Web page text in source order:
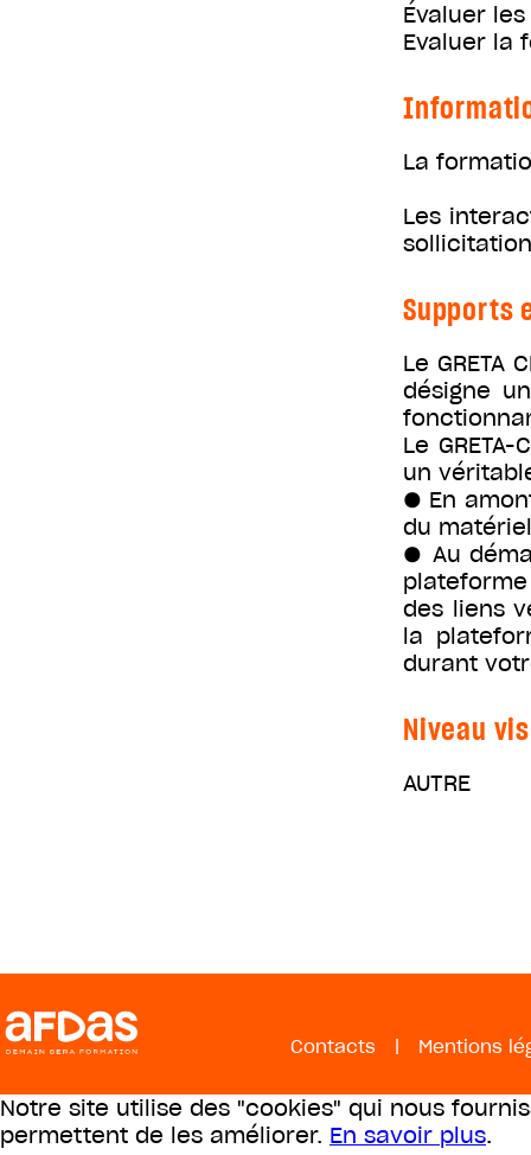
Évaluer
Evaluer la
La
Les
Supports
Le GRETA
désigne
Le
un
● En
du
● Au
plateforme
des liens
la
durant
Niveau
AUTRE
Contacts | Mentions
Notre site utilise des "cookies" qui nous
permettent de les améliorer. En savoir plus.